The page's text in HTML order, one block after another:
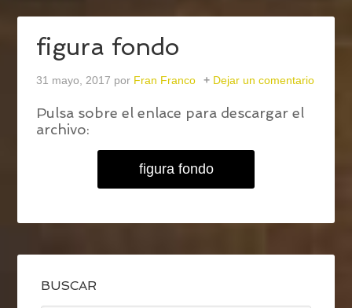
figura fondo
31 mayo, 2017 por Fran Franco Dejar un comentario
Pulsa sobre el enlace para descargar el
archivo:
figura fondo
BUSCAR